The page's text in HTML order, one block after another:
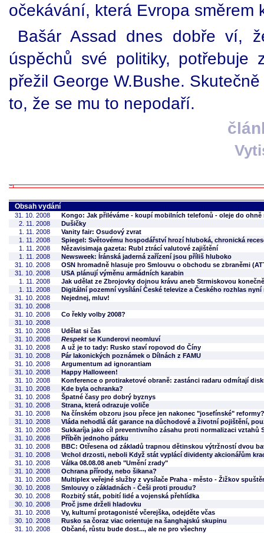
očekávání, která Evropa směrem
Bašár Assad dnes dobře ví,
úspěchů své politiky, potřebuje
přežil George W.Bushe.
to, že se mu to nepodaří.
Obsah vydání
31. 10. 2008
Kongo: Jak přiléváme - koupí mobilních telefonů - oleje do ohně
2. 11. 2008
Dušičky
1. 11. 2008
Vanity fair: Osudový zvrat
1. 11. 2008
Spiegel: Světovému hospodářství hrozí hluboká, chronická
1. 11. 2008
Nězavisimaja gazeta: Rubl ztrácí valutové zajištění
1. 11. 2008
Newsweek: Íránská jaderná zařízení jsou příliš hluboko
31. 10. 2008
OSN hromadně hlasuje pro Smlouvu o obchodu se zbraněmi
31. 10. 2008
USA plánují výměnu armádních karabin
1. 11. 2008
Jak udělat ze Zbrojovky dojnou krávu aneb Strmiskovou
1. 11. 2008
Digitální pozemní vysílání České televize a Českého rozhlas
31. 10. 2008
Nejednej, mluv!
31. 10. 2008
31. 10. 2008
Co řekly volby 2008?
31. 10. 2008
31. 10. 2008
Udělat si čas
31. 10. 2008
Respekt se Kunderovi neomluví
31. 10. 2008
A už je to tady: Rusko staví ropovod do Číny
31. 10. 2008
Pár lakonických poznámek o Dílnách z FAMU
31. 10. 2008
Argumentum ad ignorantiam
31. 10. 2008
Happy Halloween!
31. 10. 2008
Konference o protiraketové obraně: zastánci radaru odmítají
31. 10. 2008
Kde byla ochranka?
31. 10. 2008
Špatné časy pro dobrý byznys
31. 10. 2008
Strana, která odrazuje voliče
31. 10. 2008
Na čínském obzoru jsou přece jen nakonec "josefínské" reformy?
31. 10. 2008
Vláda nehodlá dát garance na důchodové a životní pojištění,
31. 10. 2008
Sukkaríja jako cíl preventivního zásahu proti normalizaci vztahů
31. 10. 2008
Příběh jednoho pátku
31. 10. 2008
BBC: Otřesena od základů trapnou dětinskou výtržností dvou
31. 10. 2008
Vrchol drzosti, neboli Když stát vyplácí dividenty akcionářům
31. 10. 2008
Válka 08.08.08 aneb "Umění zrady"
31. 10. 2008
Ochrana přírody, nebo šikana?
31. 10. 2008
Multiplex veřejné služby z vysílače Praha - město - Žižkov
30. 10. 2008
Smlouvy o základnách - Češi proti proudu?
30. 10. 2008
Rozbitý stát, pobití lidé a vojenská přehlídka
30. 10. 2008
Proč jsme drželi hladovku
31. 10. 2008
Vy, kulturní protagonisté včerejška, odejděte včas
30. 10. 2008
Rusko sa čoraz viac orientuje na šanghajskú skupinu
31. 10. 2008
Občané, růstu bude dost..., ale ne pro všechny